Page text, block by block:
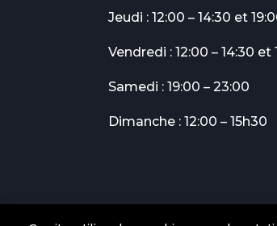
Jeudi : 12:00 – 14:30 et
Vendredi : 12:00 – 14:30 et
Samedi : 19:00 – 23:00
Dimanche : 12:00 – 15h30